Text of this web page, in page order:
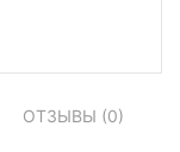
ОТЗЫВЫ (0)